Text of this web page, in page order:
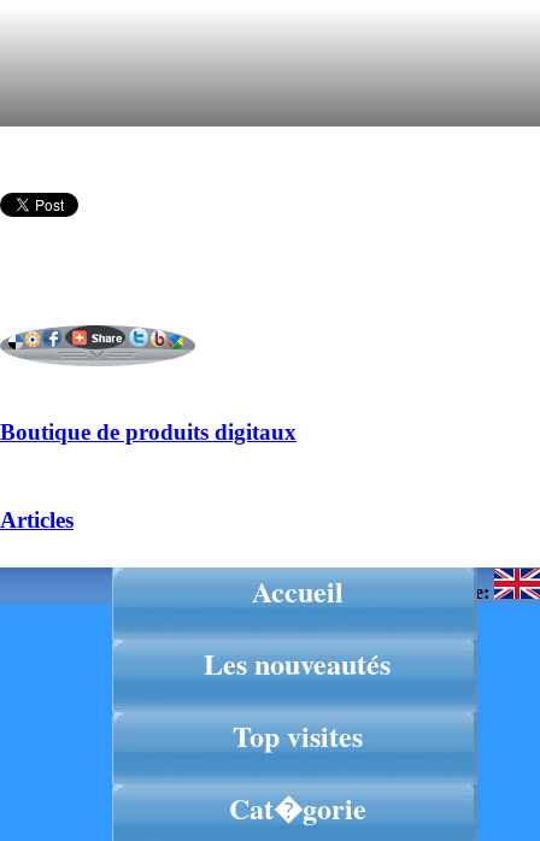
Boutique de produits digitaux
Articles
Langue:
Accueil
Les nouveautés
Top visites
Cat�gorie